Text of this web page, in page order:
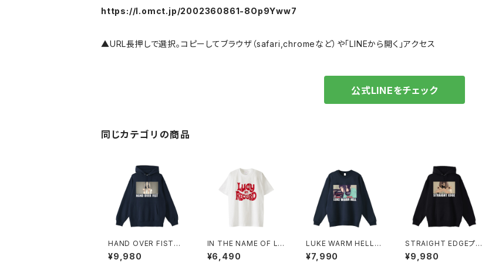
https://l.omct.jp/2002360861-8Op9Yww7
▲URL長押しで選択。コピーしてブラウザ（safari,chromeなど）や「LINEから開く」アクセス
公式LINEをチェック
同じカテゴリの商品
HAND OVER FISTプ
ルオーバーパーカー 10
14-230221350
¥9,980
IN THE NAME OF LU
CY Tシャツ_Red Med
icine 1014-2302213
¥6,490
LUKE WARM HELLス
ウェットシャツ 1014-2
30221342
¥7,990
STRAIGHT EDGEプル
オーバーパーカー 1014
-230221347
¥9,980